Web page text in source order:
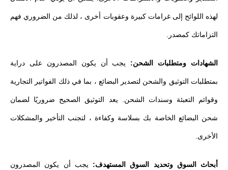
لهذه اللوائح إلى غرامات كبيرة وعقوبات أخرى ، لذلك من الضروري فهم
التزاماتك كمصدر.
الشهادات ومتطلبات الشحن: يجب أن يكون المصدرون على دراية
بمتطلبات التوثيق والشحن لتصدير البضائع ، بما في ذلك الفواتير التجارية
وقوائم التعبئة وسندات الشحن. يعد التوثيق الصحيح ضروريًا لضمان
شحن البضائع الخاصة بك بسلاسة وكفاءة ، لتجنب التأخير والمشكلات
الأخرى.
أبحاث السوق وتحديد السوق المستهدف: يجب أن يكون المصدرون